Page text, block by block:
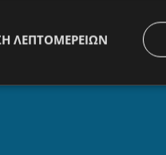
ΛΕΠΤΟΜΕΡΕΙΏΝ